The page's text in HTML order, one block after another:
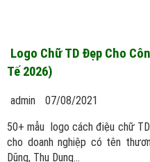
Logo Chữ TD Đẹp Cho
Tế 2026)
admin
07/08/2021
50+ mẫu logo cách điệu chữ
cho doanh nghiệp có tên
Dũng, Thu Dung...